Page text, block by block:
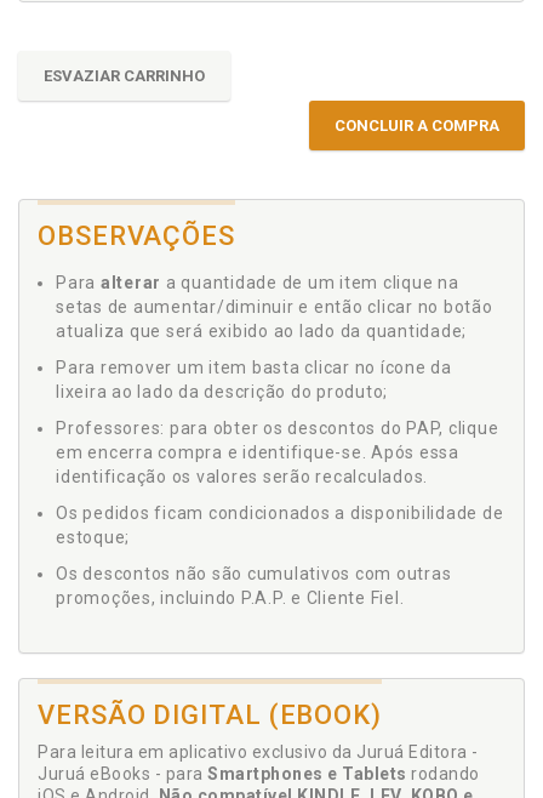
ESVAZIAR CARRINHO
CONCLUIR A COMPRA
OBSERVAÇÕES
Para alterar a quantidade de um item clique na
setas de aumentar/diminuir e então clicar no botão
atualiza que será exibido ao lado da quantidade;
Para remover um item basta clicar no ícone da
lixeira ao lado da descrição do produto;
Professores: para obter os descontos do PAP, clique
em encerra compra e identifique-se. Após essa
identificação os valores serão recalculados.
Os pedidos ficam condicionados a disponibilidade de
estoque;
Os descontos não são cumulativos com outras
promoções, incluindo P.A.P. e Cliente Fiel.
VERSÃO DIGITAL (EBOOK)
Para leitura em aplicativo exclusivo da Juruá Editora -
Juruá eBooks - para Smartphones e Tablets rodando